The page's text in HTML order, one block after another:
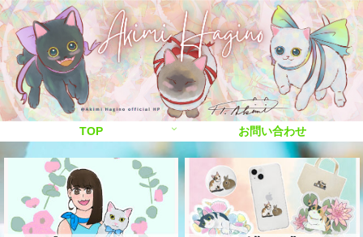
TOP お問い合わせ